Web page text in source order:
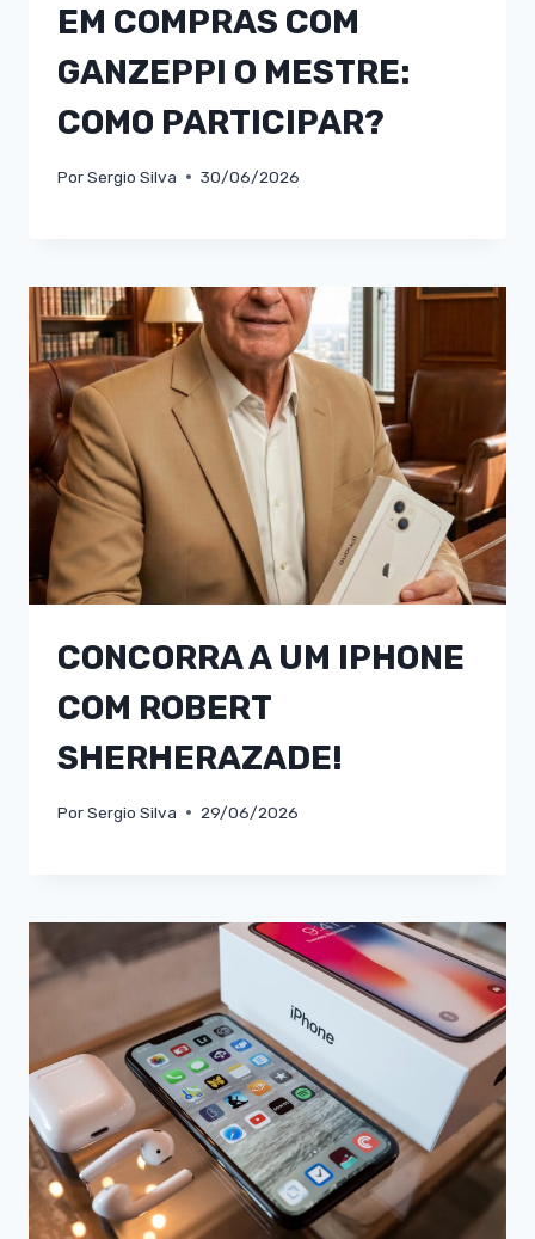
EM COMPRAS COM
GANZEPPI O MESTRE:
COMO PARTICIPAR?
PorSergio Silva 30/06/2026
CONCORRA A UM IPHONE
COM ROBERT
SHERHERAZADE!
PorSergio Silva 29/06/2026